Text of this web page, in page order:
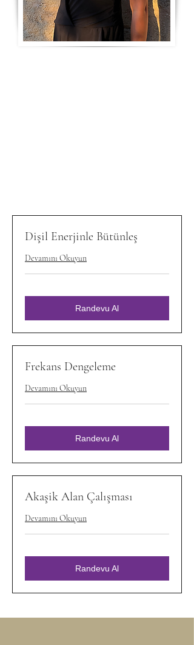
Dişil Enerjinle Bütünleş
Devamını Okuyun
Randevu Al
Frekans Dengeleme
Devamını Okuyun
Randevu Al
Akaşik Alan Çalışması
Devamını Okuyun
Randevu Al